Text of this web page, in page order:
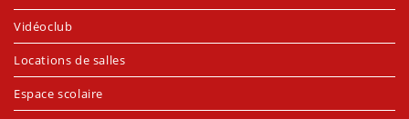
Vidéoclub
Locations de salles
Espace scolaire